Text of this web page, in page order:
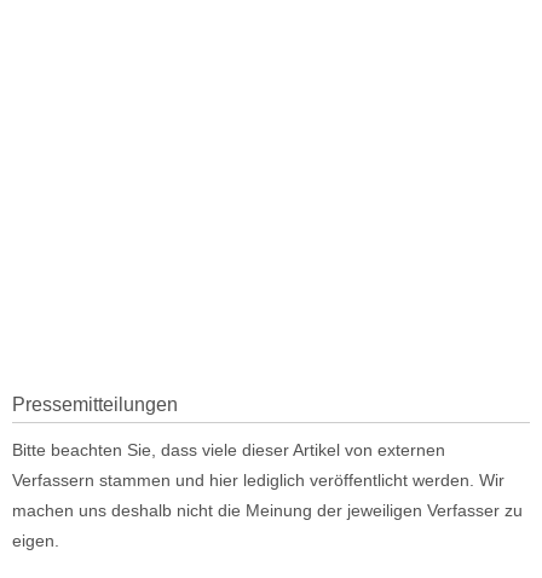
Pressemitteilungen
Bitte beachten Sie, dass viele dieser Artikel von externen
Verfassern stammen und hier lediglich veröffentlicht werden. Wir
machen uns deshalb nicht die Meinung der jeweiligen Verfasser zu
eigen.